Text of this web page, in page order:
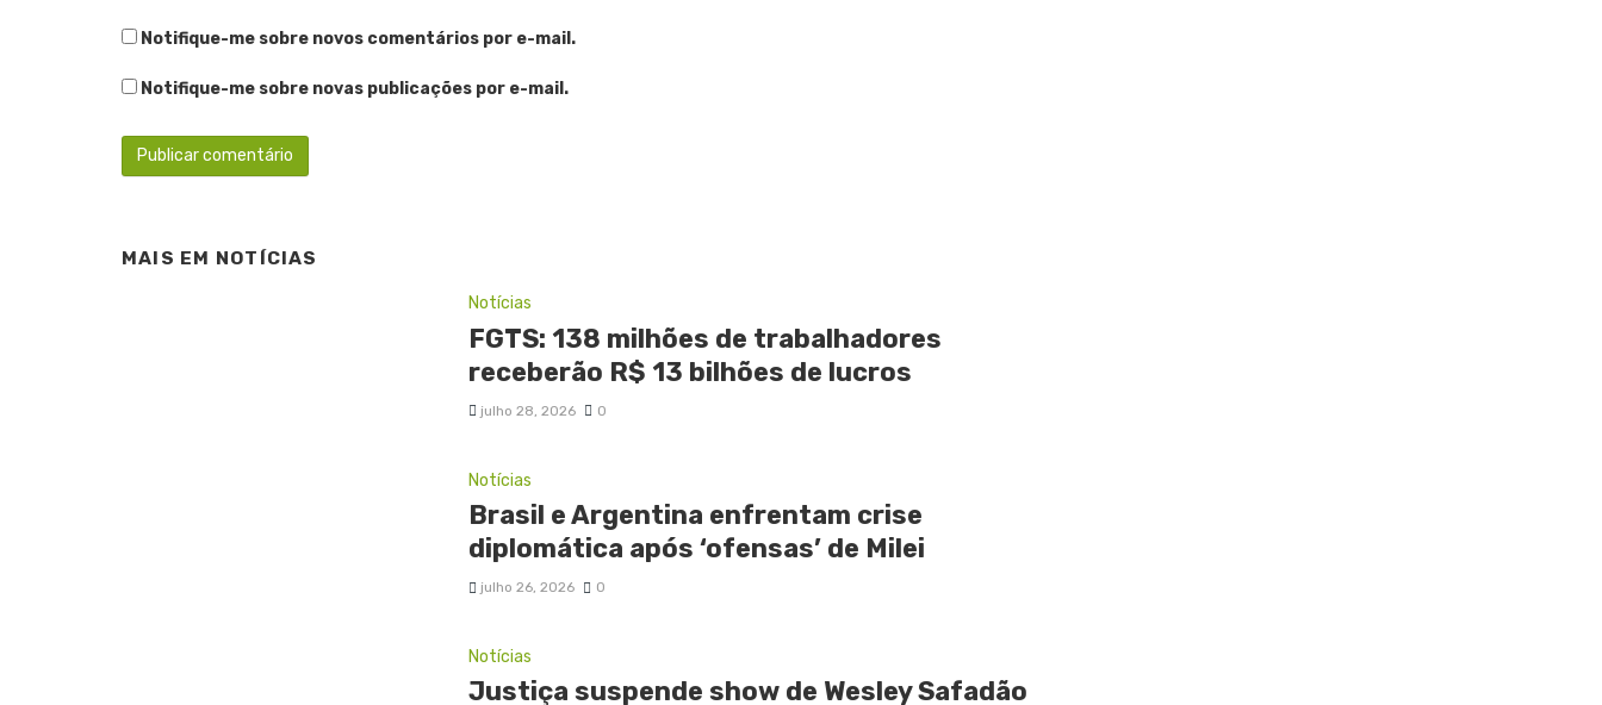
Notifique-me sobre novos comentários por e-mail.
Notifique-me sobre novas publicações por e-mail.
MAIS EM NOTÍCIAS
Notícias
FGTS: 138 milhões de trabalhadores
receberão R$ 13 bilhões de lucros
julho 28, 2026 0
Notícias
Brasil e Argentina enfrentam crise
diplomática após ‘ofensas’ de Milei
julho 26, 2026 0
Notícias
Justiça suspende show de Wesley Safadão